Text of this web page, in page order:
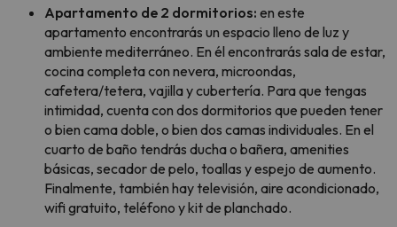
Apartamento de 2 dormitorios: en este
apartamento encontrarás un espacio lleno de luz y
ambiente mediterráneo. En él encontrarás sala de estar,
cocina completa con nevera, microondas,
cafetera/tetera, vajilla y cubertería. Para que tengas
intimidad, cuenta con dos dormitorios que pueden tener
o bien cama doble, o bien dos camas individuales. En el
cuarto de baño tendrás ducha o bañera, amenities
básicas, secador de pelo, toallas y espejo de aumento.
Finalmente, también hay televisión, aire acondicionado,
wifi gratuito, teléfono y kit de planchado.